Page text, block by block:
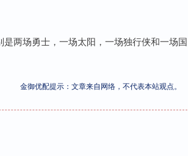
两场勇士，一场太阳，一场独行侠和一场国
金御优配提示：文章来自网络，不代表本站观点。